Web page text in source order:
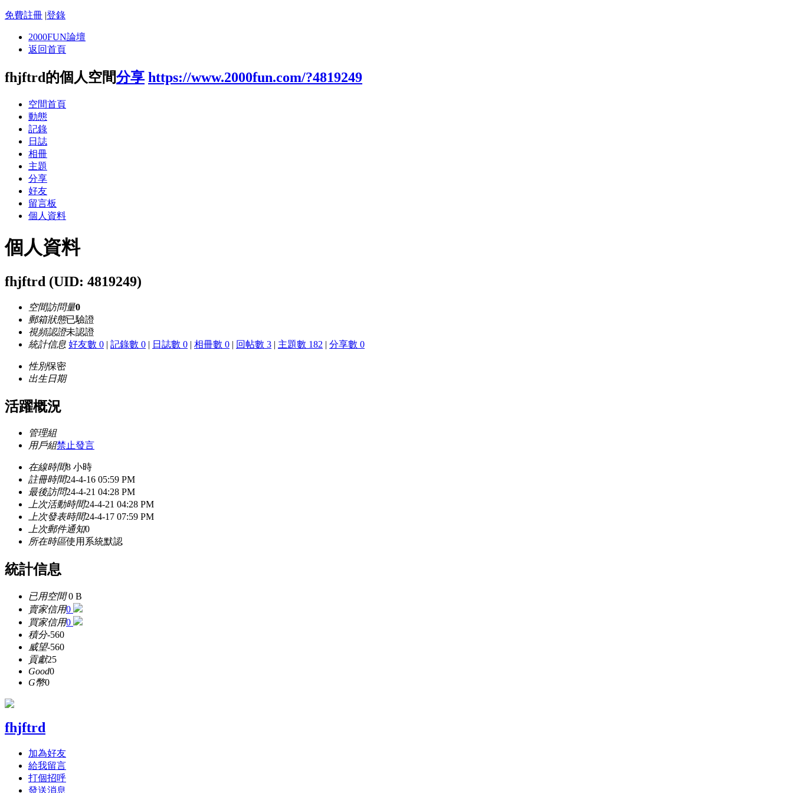
免費註冊 |登錄
2000FUN論壇
返回首頁
fhjftrd的個人空間分享 https://www.2000fun.com/?4819249
空間首頁
動態
記錄
日誌
相冊
主題
分享
好友
留言板
個人資料
個人資料
fhjftrd (UID: 4819249)
空間訪問量0
郵箱狀態已驗證
視頻認證未認證
統計信息 好友數 0 | 記錄數 0 | 日誌數 0 | 相冊數 0 | 回帖數 3 | 主題數 182 | 分享數 0
性別保密
出生日期
活躍概況
管理組
用戶組禁止發言
在線時間8 小時
註冊時間24-4-16 05:59 PM
最後訪問24-4-21 04:28 PM
上次活動時間24-4-21 04:28 PM
上次發表時間24-4-17 07:59 PM
上次郵件通知0
所在時區使用系統默認
統計信息
已用空間0 B
賣家信用0
買家信用0
積分-560
威望-560
貢獻25
Good0
G幣0
fhjftrd
加為好友
給我留言
打個招呼
發送消息